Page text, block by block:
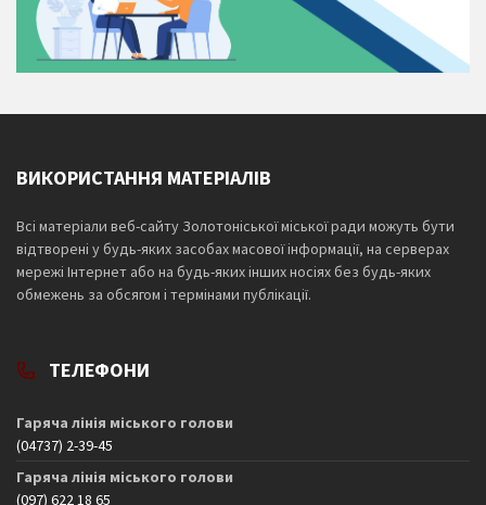
ВИКОРИСТАННЯ МАТЕРІАЛІВ
Всі матеріали веб-сайту Золотоніської міської ради можуть бути
відтворені у будь-яких засобах масової інформації, на серверах
мережі Інтернет або на будь-яких інших носіях без будь-яких
обмежень за обсягом і термінами публікації.
ТЕЛЕФОНИ
Гаряча лінія міського голови
(04737) 2-39-45
Гаряча лінія міського голови
(097) 622 18 65